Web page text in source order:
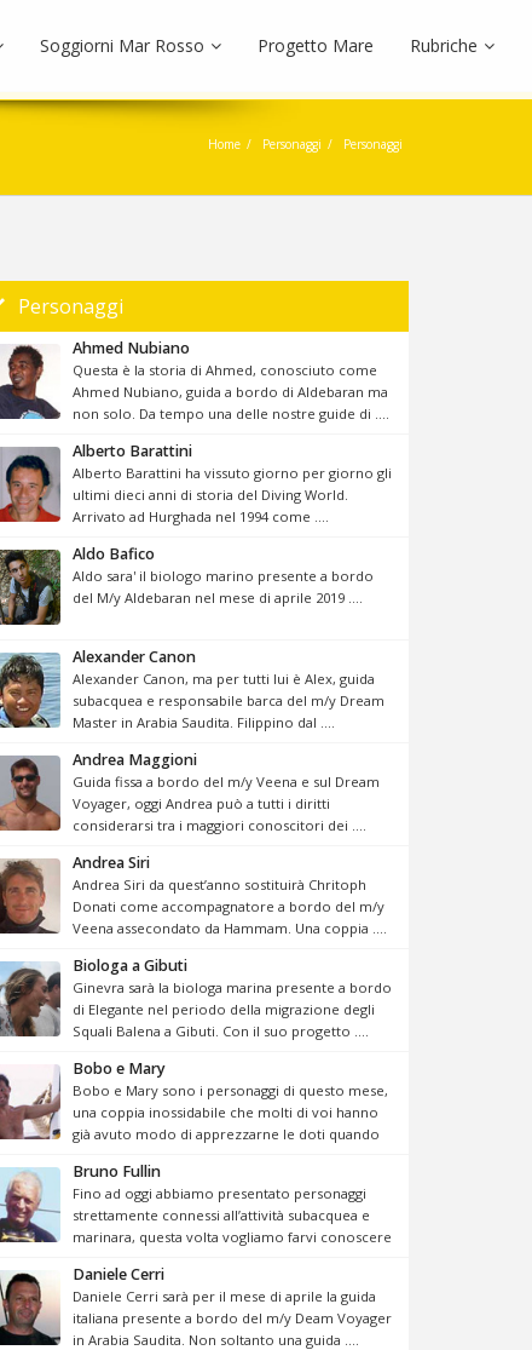
Soggiorni Mar Rosso Progetto Mare Rubriche
Home Personaggi Personaggi
Personaggi
Ahmed Nubiano
Questa è la storia di Ahmed, conosciuto come
Ahmed Nubiano, guida a bordo di Aldebaran ma
non solo. Da tempo una delle nostre guide di ....
Alberto Barattini
Alberto Barattini ha vissuto giorno per giorno gli
ultimi dieci anni di storia del Diving World.
Arrivato ad Hurghada nel 1994 come ....
Aldo Bafico
Aldo sara' il biologo marino presente a bordo
del M/y Aldebaran nel mese di aprile 2019 ....
Alexander Canon
Alexander Canon, ma per tutti lui è Alex, guida
subacquea e responsabile barca del m/y Dream
Master in Arabia Saudita. Filippino dal ....
Andrea Maggioni
Guida fissa a bordo del m/y Veena e sul Dream
Voyager, oggi Andrea può a tutti i diritti
considerarsi tra i maggiori conoscitori dei ....
Andrea Siri
Andrea Siri da quest’anno sostituirà Chritoph
Donati come accompagnatore a bordo del m/y
Veena assecondato da Hammam. Una coppia ....
Biologa a Gibuti
Ginevra sarà la biologa marina presente a bordo
di Elegante nel periodo della migrazione degli
Squali Balena a Gibuti. Con il suo progetto ....
Bobo e Mary
Bobo e Mary sono i personaggi di questo mese,
una coppia inossidabile che molti di voi hanno
già avuto modo di apprezzarne le doti quando
Bruno Fullin
Fino ad oggi abbiamo presentato personaggi
strettamente connessi all’attività subacquea e
marinara, questa volta vogliamo farvi conoscere
Daniele Cerri
Daniele Cerri sarà per il mese di aprile la guida
italiana presente a bordo del m/y Deam Voyager
in Arabia Saudita. Non soltanto una guida ....